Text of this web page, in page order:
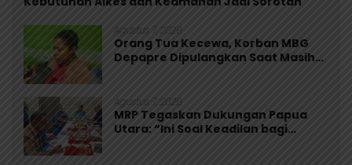
Agustus 7, 2026
Orang Tua Kecewa, Korban MBG
Depapre Dipulangkan Saat Masih
Agustus 7, 2026
MRP Tegaskan Dukungan Papua
Utara: “Ini Soal Keadilan bagi